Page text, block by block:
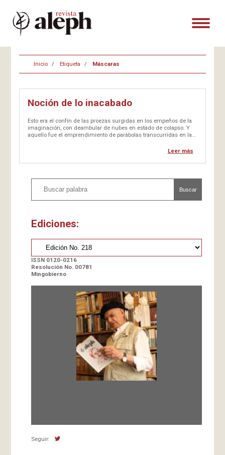
Inicio Etiqueta Máscaras
Noción de lo inacabado
Esto era el confín de las proezas surgidas en los empeños de la
imaginación, con deambular de nubes en estado de colapso. Y
aquello fue el emprendimiento de parábolas transcurridas en la
Leer más
Buscar
Ediciones:
ISSN 0120-0216
Resolución No. 00781
Mingobierno
Seguir: